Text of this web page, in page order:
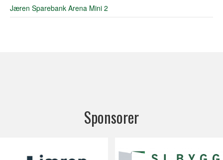
Jæren Sparebank Arena Mini 2
Sponsorer